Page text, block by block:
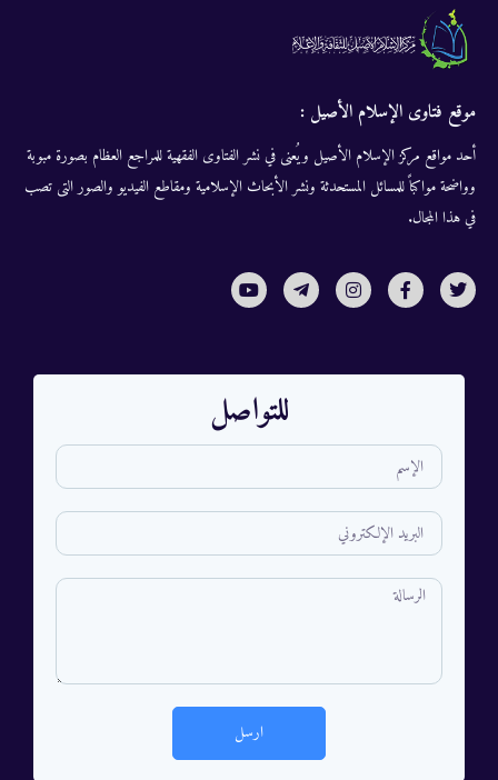
موقع فتاوى الإسلام الأصيل :
أحد مواقع مركز الإسلام الأصيل ويُعنى في نشر الفتاوى الفقهية للمراجع العظام بصورة مبوبة
وواضحة مواكباً للمسائل المستحدثة ونشر الأبحاث الإسلامية ومقاطع الفيديو والصور التى تصب
في هذا المجال.
للتواصل
ارسل